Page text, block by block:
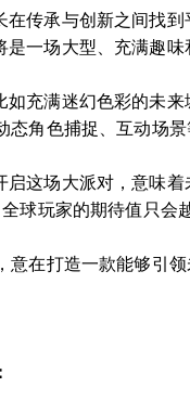
传承与创新之间找
一场大型、充满趣味
充满迷幻色彩的未
角色捕捉、互动场景
这场大派对，意味
球玩家的期待值只会
在打造一款能够引